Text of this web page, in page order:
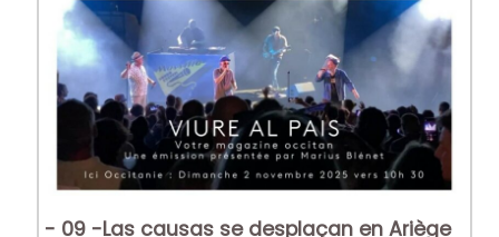
- 09 -Las causas se desplaçan en Ariège